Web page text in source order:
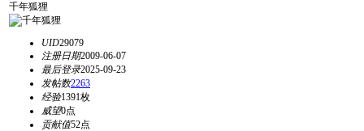
千年狐狸
UID29079
注册日期2009-06-07
最后登录2025-09-23
发帖数2263
经验1391枚
威望0点
贡献值52点